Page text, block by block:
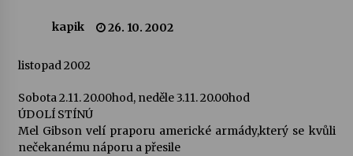
Vernisáž výstavy Josefíny Duškové: Stávám se
kapkou
Veselí muzikanti
kapik 26. 10. 2002
listopad 2002
Sobota 2.11. 20.00hod, neděle 3.11. 20.00hod
ÚDOLÍ STÍNÚ
Mel Gibson velí praporu americké armády,který se kvůli
nečekanému náporu a přesile